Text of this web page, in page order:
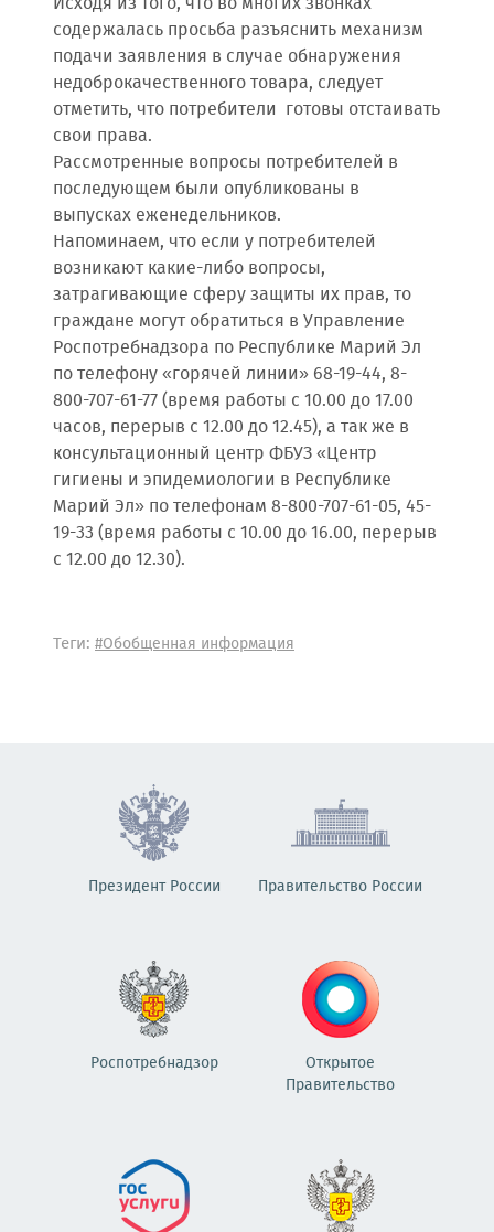
содержалась просьба разъяснить механизм
подачи заявления в случае обнаружения
недоброкачественного товара, следует
отметить, что потребители готовы отстаивать
свои права.
Рассмотренные вопросы потребителей в
последующем были опубликованы в
выпусках еженедельников.
Напоминаем, что если у потребителей
возникают какие-либо вопросы,
затрагивающие сферу защиты их прав, то
граждане могут обратиться в Управление
Роспотребнадзора по Республике Марий Эл
по телефону «горячей линии» 68-19-44, 8-
800-707-61-77 (время работы с 10.00 до 17.00
часов, перерыв с 12.00 до 12.45), а так же в
консультационный центр ФБУЗ «Центр
гигиены и эпидемиологии в Республике
Марий Эл» по телефонам 8-800-707-61-05, 45-
19-33 (время работы с 10.00 до 16.00, перерыв
с 12.00 до 12.30).
Теги: #Обобщенная информация
Президент России Правительство России
Роспотребнадзор
Открытое
Правительство